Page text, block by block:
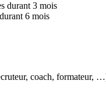
durant 3 mois
6 mois
coach,